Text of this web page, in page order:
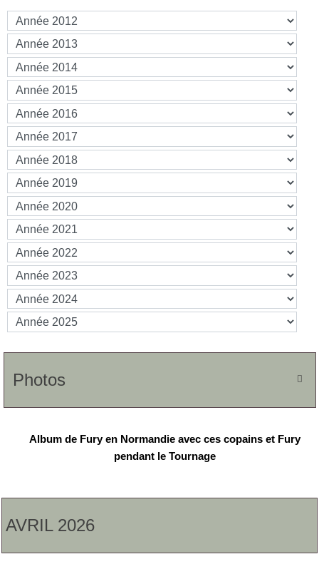
AVRIL 2026

Photos
Album de Fury en Normandie avec ces copains et Fury
pendant le Tournage